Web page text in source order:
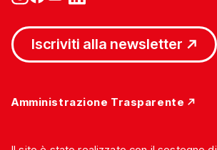
Iscriviti alla newsletter
Amministrazione Trasparente